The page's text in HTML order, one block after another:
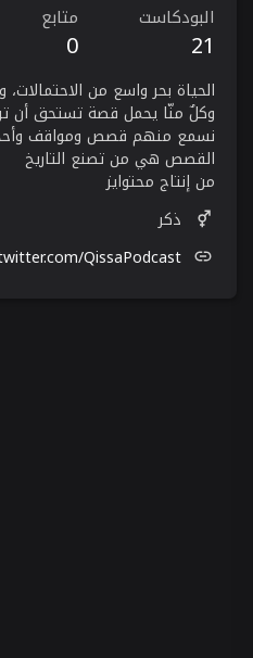
متابع
0
البودكاست
21
الحياة بحر واسع من
وكلٌ منّا يحمل قصة تستحق أن
نسمع منهم قصص ومواقف
القصص هي من تصنع التاريخ
من إنتاج محتوايز
ذكر
QissaPodcast